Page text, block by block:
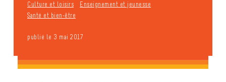
Culture et loisirs
Enseignement et jeunesse
Santé et bien-être
publié le 3 mai 2017